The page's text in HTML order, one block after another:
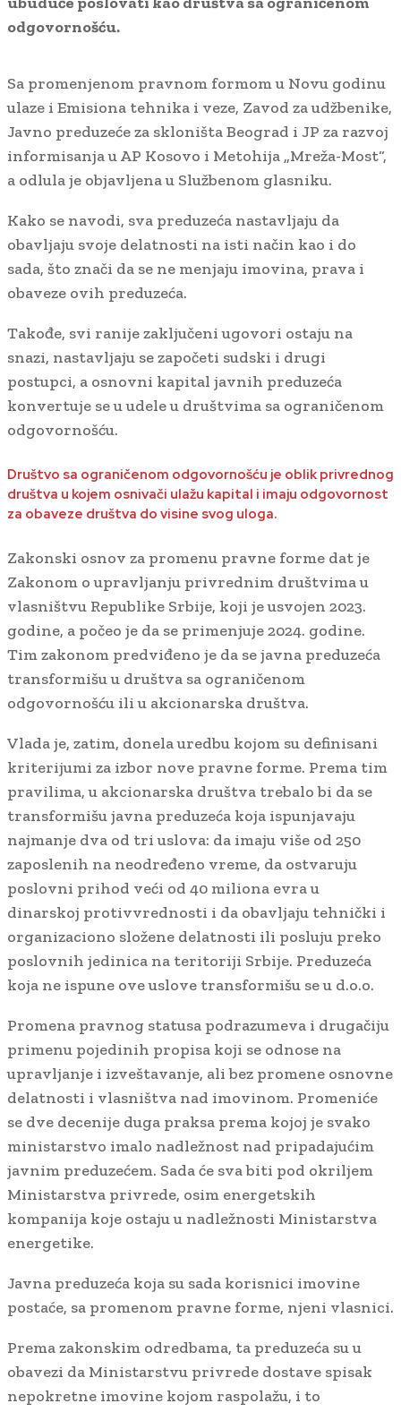
odgovornošću.
Sa promenjenom pravnom formom u Novu godinu
ulaze i Emisiona tehnika i veze, Zavod za udžbenike,
Javno preduzeće za skloništa Beograd i JP za razvoj
informisanja u AP Kosovo i Metohija „Mreža-Most“,
a odlula je objavljena u Službenom glasniku.
Kako se navodi, sva preduzeća nastavljaju da
obavljaju svoje delatnosti na isti način kao i do
sada, što znači da se ne menjaju imovina, prava i
obaveze ovih preduzeća.
Takođe, svi ranije zaključeni ugovori ostaju na
snazi, nastavljaju se započeti sudski i drugi
postupci, a osnovni kapital javnih preduzeća
konvertuje se u udele u društvima sa ograničenom
odgovornošću.
Društvo sa ograničenom odgovornošću je oblik privrednog
društva u kojem osnivači ulažu kapital i imaju odgovornost
za obaveze društva do visine svog uloga.
Zakonski osnov za promenu pravne forme dat je
Zakonom o upravljanju privrednim društvima u
vlasništvu Republike Srbije, koji je usvojen 2023.
godine, a počeo je da se primenjuje 2024. godine.
Tim zakonom predviđeno je da se javna preduzeća
transformišu u društva sa ograničenom
odgovornošću ili u akcionarska društva.
Vlada je, zatim, donela uredbu kojom su definisani
kriterijumi za izbor nove pravne forme. Prema tim
pravilima, u akcionarska društva trebalo bi da se
transformišu javna preduzeća koja ispunjavaju
najmanje dva od tri uslova: da imaju više od 250
zaposlenih na neodređeno vreme, da ostvaruju
poslovni prihod veći od 40 miliona evra u
dinarskoj protivvrednosti i da obavljaju tehnički i
organizaciono složene delatnosti ili posluju preko
poslovnih jedinica na teritoriji Srbije. Preduzeća
koja ne ispune ove uslove transformišu se u d.o.o.
Promena pravnog statusa podrazumeva i drugačiju
primenu pojedinih propisa koji se odnose na
upravljanje i izveštavanje, ali bez promene osnovne
delatnosti i vlasništva nad imovinom. Promeniće
se dve decenije duga praksa prema kojoj je svako
ministarstvo imalo nadležnost nad pripadajućim
javnim preduzećem. Sada će sva biti pod okriljem
Ministarstva privrede, osim energetskih
kompanija koje ostaju u nadležnosti Ministarstva
energetike.
Javna preduzeća koja su sada korisnici imovine
postaće, sa promenom pravne forme, njeni vlasnici.
Prema zakonskim odredbama, ta preduzeća su u
obavezi da Ministarstvu privrede dostave spisak
nepokretne imovine kojom raspolažu, i to